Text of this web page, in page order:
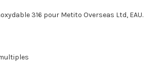
316 pour Metito Overseas Ltd, EAU.